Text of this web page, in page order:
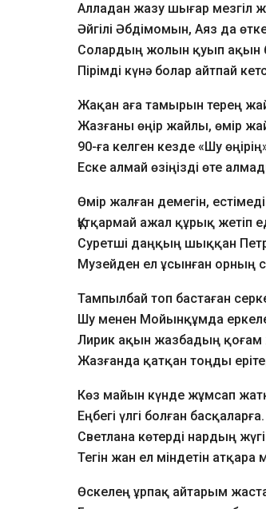
Алладан жазу шығар мезгіл
Әйгілі Әбдімомын, Аяз да
Солардың жолын қуып ақын
Пірімді күнә болар айтпай
Жақан аға тамырын терең
Жазғаны өңір жайлы, өмір
90-ға келген кезде «Шу
Еске алмай өзіңізді өте
Өмір жалған демегін,
Құтқармай ажал құрық жетіп
Суретші даңқың шыққан
Музейден ел ұсынған орның
Тампылбай топ бастаған
Шу менен Мойынқұмда
Лирик ақын жазбадың
Жазғанда қатқан тоңды
Көз майын күнде жұмсап
Еңбегі үлгі болған басқаларға.
Светлана көтерді нардың
Тегін жан ел міндетін атқара
Өскелең ұрпақ айтарым